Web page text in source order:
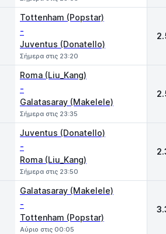
Tottenham (Popstar)
-
Juventus (Donatello)
Σήμερα στις 23:20
Roma (Liu_Kang)
-
Galatasaray (Makelele)
Σήμερα στις 23:35
Juventus (Donatello)
-
Roma (Liu_Kang)
Σήμερα στις 23:50
Galatasaray (Makelele)
-
Tottenham (Popstar)
Αύριο στις 00:05